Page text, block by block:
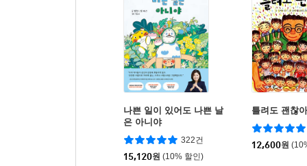
나쁜 일이 있어도 나쁜 날
은 아니야
322건
15,120원 (10% 할인)
틀려도 괜찮아
12,600원